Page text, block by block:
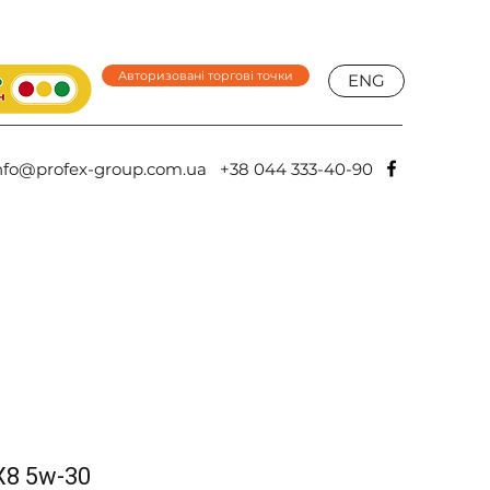
Авторизовані торгові точки ENG
group.com.ua +38 044 333-40-90
5w-30